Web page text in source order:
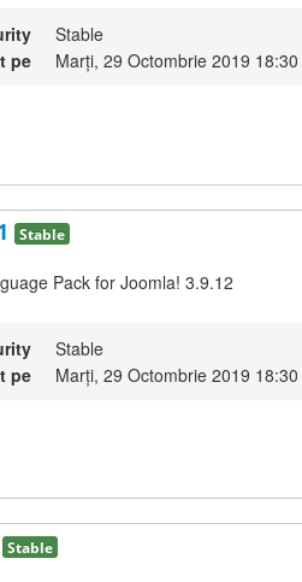
Stable
pe
Marți, 29 Octombrie 2019 18:30
Stable
Pack for Joomla! 3.9.12
Stable
pe
Marți, 29 Octombrie 2019 18:30
Stable